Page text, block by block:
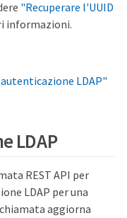
"Recuperare l'UUID
informazioni.
LDAP"
LDAP
REST API per
LDAP per una
aggiorna